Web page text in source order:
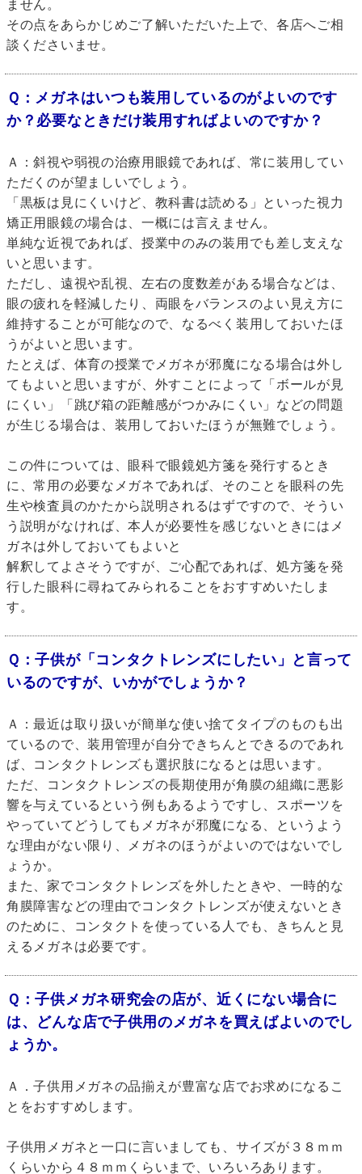
ません。
その点をあらかじめご了解いただいた上で、各店へご相
談くださいませ。
Ｑ：メガネはいつも装用しているのがよいのです
か？必要なときだけ装用すればよいのですか？
Ａ：斜視や弱視の治療用眼鏡であれば、常に装用してい
ただくのが望ましいでしょう。
「黒板は見にくいけど、教科書は読める」といった視力
矯正用眼鏡の場合は、一概には言えません。
単純な近視であれば、授業中のみの装用でも差し支えな
いと思います。
ただし、遠視や乱視、左右の度数差がある場合などは、
眼の疲れを軽減したり、両眼をバランスのよい見え方に
維持することが可能なので、なるべく装用しておいたほ
うがよいと思います。
たとえば、体育の授業でメガネが邪魔になる場合は外し
てもよいと思いますが、外すことによって「ボールが見
にくい」「跳び箱の距離感がつかみにくい」などの問題
が生じる場合は、装用しておいたほうが無難でしょう。
この件については、眼科で眼鏡処方箋を発行するとき
に、常用の必要なメガネであれば、そのことを眼科の先
生や検査員のかたから説明されるはずですので、そうい
う説明がなければ、本人が必要性を感じないときにはメ
ガネは外しておいてもよいと
解釈してよさそうですが、ご心配であれば、処方箋を発
行した眼科に尋ねてみられることをおすすめいたしま
す。
Ｑ：子供が「コンタクトレンズにしたい」と言って
いるのですが、いかがでしょうか？
Ａ：最近は取り扱いが簡単な使い捨てタイプのものも出
ているので、装用管理が自分できちんとできるのであれ
ば、コンタクトレンズも選択肢になるとは思います。
ただ、コンタクトレンズの長期使用が角膜の組織に悪影
響を与えているという例もあるようですし、スポーツを
やっていてどうしてもメガネが邪魔になる、というよう
な理由がない限り、メガネのほうがよいのではないでし
ょうか。
また、家でコンタクトレンズを外したときや、一時的な
角膜障害などの理由でコンタクトレンズが使えないとき
のために、コンタクトを使っている人でも、きちんと見
えるメガネは必要です。
Ｑ：子供メガネ研究会の店が、近くにない場合に
は、どんな店で子供用のメガネを買えばよいのでし
ょうか。
Ａ．子供用メガネの品揃えが豊富な店でお求めになるこ
とをおすすめします。
子供用メガネと一口に言いましても、サイズが３８ｍｍ
くらいから４８ｍｍくらいまで、いろいろあります。